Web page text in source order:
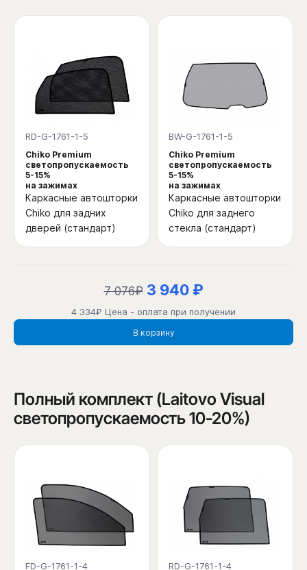
RD-G-1761-1-5
Chiko Premium
светопропускаемость
5-15%
на зажимах
Каркасные автошторки
Chiko для задних
дверей (стандарт)
BW-G-1761-1-5
Chiko Premium
светопропускаемость
5-15%
на зажимах
Каркасные автошторки
Chiko для заднего
стекла (стандарт)
7 076₽ 3 940 ₽
4 334₽ Цена - оплата при получении
В корзину
Полный комплект (Laitovo Visual
светопропускаемость 10-20%)
FD-G-1761-1-4 RD-G-1761-1-4